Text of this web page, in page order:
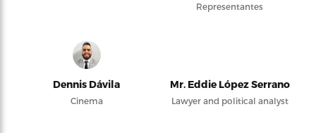
Representantes
Dennis Dávila
Cinema
Mr. Eddie López Serrano
Lawyer and political analyst